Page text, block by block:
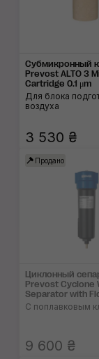
Субмикронный
Prevost ALTO 3
Cartridge 0.1 μm
Для блока
воздуха
3 530 ₴
Продано
Циклонный
Prevost Cyclone
Separator with
С поплавковым
9 600 ₴